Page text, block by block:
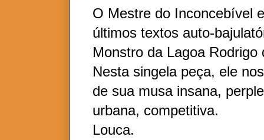
O Mestre do Inconcebível
últimos textos auto-
Monstro da Lagoa Rodrigo
Nesta singela peça, ele
de sua musa insana,
urbana, competitiva.
Louca.